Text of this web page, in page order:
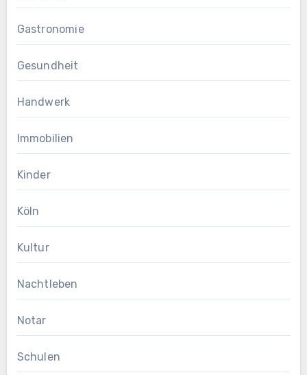
Gastronomie
Gesundheit
Handwerk
Immobilien
Kinder
Köln
Kultur
Nachtleben
Notar
Schulen